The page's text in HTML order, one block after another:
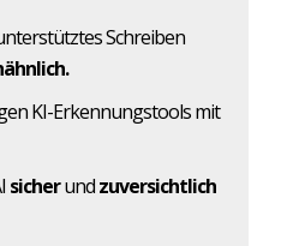
Schreiben
KI-Erkennungstools mit
sicherundzuversichtlich